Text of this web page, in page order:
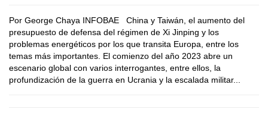
Por George Chaya INFOBAE China y Taiwán, el aumento del
presupuesto de defensa del régimen de Xi Jinping y los
problemas energéticos por los que transita Europa, entre los
temas más importantes. El comienzo del año 2023 abre un
escenario global con varios interrogantes, entre ellos, la
profundización de la guerra en Ucrania y la escalada militar...